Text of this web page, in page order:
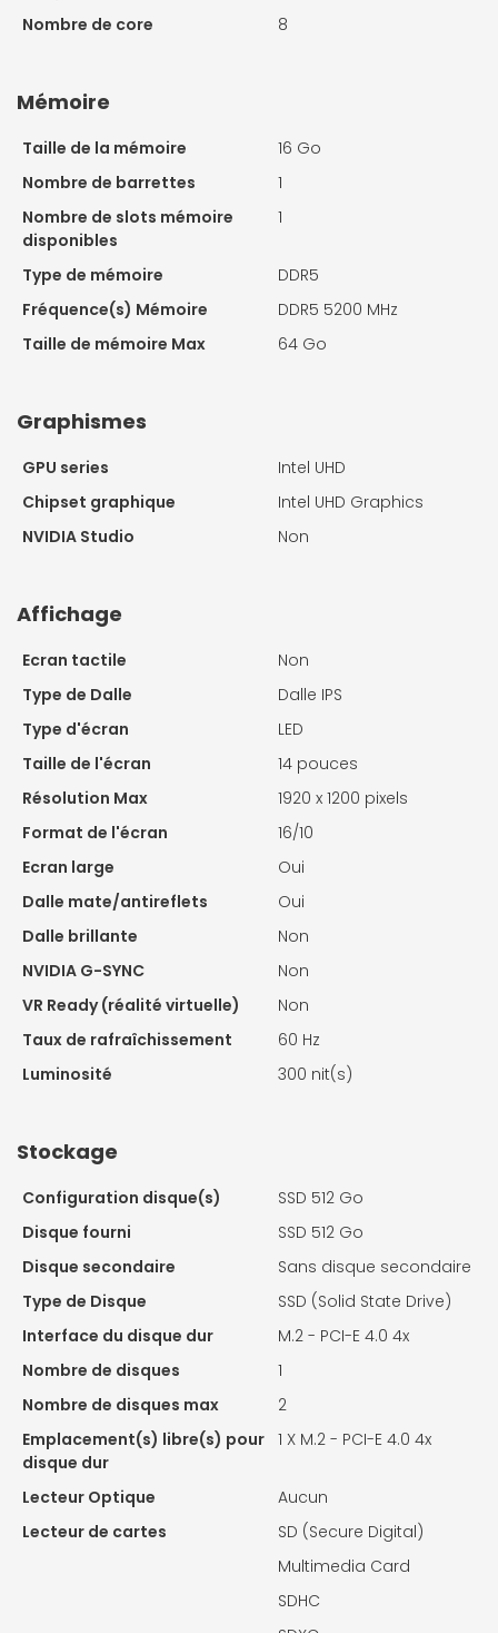
Nombre de core
8
Mémoire
Taille de la mémoire
16 Go
Nombre de barrettes
1
Nombre de slots mémoire
disponibles
1
Type de mémoire
DDR5
Fréquence(s) Mémoire
DDR5 5200 MHz
Taille de mémoire Max
64 Go
Graphismes
GPU series
Intel UHD
Chipset graphique
Intel UHD Graphics
NVIDIA Studio
Non
Affichage
Ecran tactile
Non
Type de Dalle
Dalle IPS
Type d'écran
LED
Taille de l'écran
14 pouces
Résolution Max
1920 x 1200 pixels
Format de l'écran
16/10
Ecran large
Oui
Dalle mate/antireflets
Oui
Dalle brillante
Non
NVIDIA G-SYNC
Non
VR Ready (réalité virtuelle)
Non
Taux de rafraîchissement
60 Hz
Luminosité
300 nit(s)
Stockage
Configuration disque(s)
SSD 512 Go
Disque fourni
SSD 512 Go
Disque secondaire
Sans disque secondaire
Type de Disque
SSD (Solid State Drive)
Interface du disque dur
M.2 - PCI-E 4.0 4x
Nombre de disques
1
Nombre de disques max
2
Emplacement(s) libre(s) pour
disque dur
1 X M.2 - PCI-E 4.0 4x
Lecteur Optique
Aucun
Lecteur de cartes
SD (Secure Digital)
Multimedia Card
SDHC